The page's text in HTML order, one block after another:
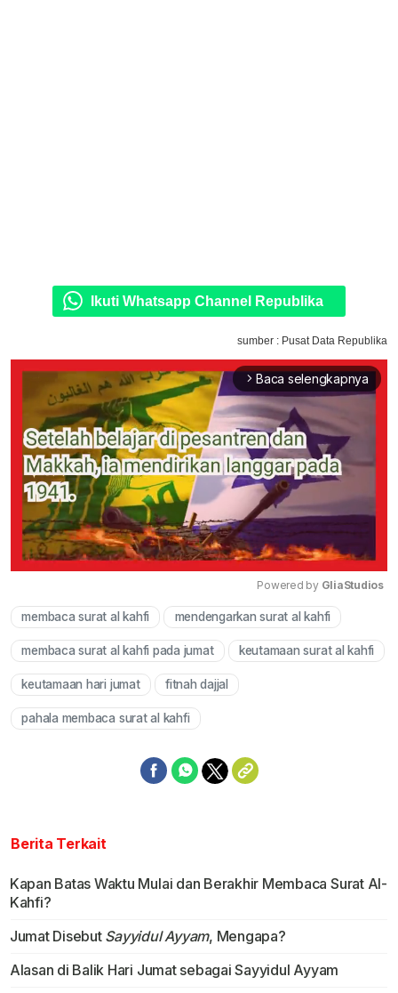
Ikuti Whatsapp Channel Republika
sumber : Pusat Data Republika
arrow_forward_ios Baca selengkapnya
Mute
Powered by GliaStudios
membaca surat al kahfi mendengarkan surat al kahfi
membaca surat al kahfi pada jumat keutamaan surat al kahfi
keutamaan hari jumat fitnah dajjal
pahala membaca surat al kahfi
Berita Terkait
Kapan Batas Waktu Mulai dan Berakhir Membaca Surat Al-
Kahfi?
Jumat Disebut Sayyidul Ayyam, Mengapa?
Alasan di Balik Hari Jumat sebagai Sayyidul Ayyam